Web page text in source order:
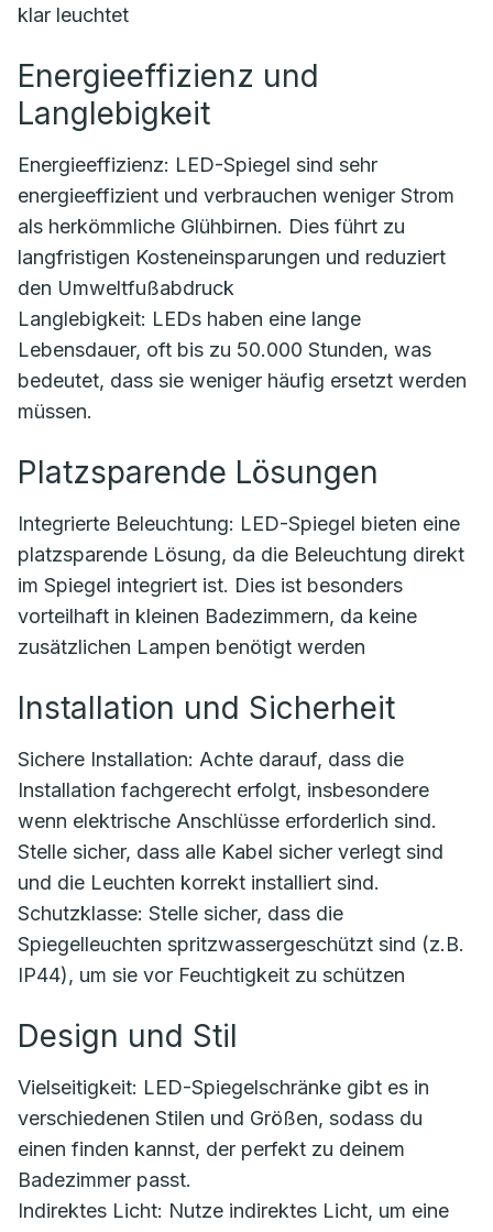
klar leuchtet
Energieeffizienz und
Langlebigkeit
Energieeffizienz: LED-Spiegel sind sehr
energieeffizient und verbrauchen weniger Strom
als herkömmliche Glühbirnen. Dies führt zu
langfristigen Kosteneinsparungen und reduziert
den Umweltfußabdruck
Langlebigkeit: LEDs haben eine lange
Lebensdauer, oft bis zu 50.000 Stunden, was
bedeutet, dass sie weniger häufig ersetzt werden
müssen.
Platzsparende Lösungen
Integrierte Beleuchtung: LED-Spiegel bieten eine
platzsparende Lösung, da die Beleuchtung direkt
im Spiegel integriert ist. Dies ist besonders
vorteilhaft in kleinen Badezimmern, da keine
zusätzlichen Lampen benötigt werden
Installation und Sicherheit
Sichere Installation: Achte darauf, dass die
Installation fachgerecht erfolgt, insbesondere
wenn elektrische Anschlüsse erforderlich sind.
Stelle sicher, dass alle Kabel sicher verlegt sind
und die Leuchten korrekt installiert sind.
Schutzklasse: Stelle sicher, dass die
Spiegelleuchten spritzwassergeschützt sind (z.B.
IP44), um sie vor Feuchtigkeit zu schützen
Design und Stil
Vielseitigkeit: LED-Spiegelschränke gibt es in
verschiedenen Stilen und Größen, sodass du
einen finden kannst, der perfekt zu deinem
Badezimmer passt.
Indirektes Licht: Nutze indirektes Licht, um eine